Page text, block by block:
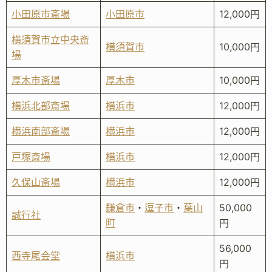
小田原市斎場 小田原市 12,000円
横須賀市立中央斎
場
横須賀市 10,000円
厚木市斎場 厚木市 10,000円
横浜北部斎場 横浜市 12,000円
横浜南部斎場 横浜市 12,000円
戸塚斎場 横浜市 12,000円
久保山斎場 横浜市 12,000円
誠行社
鎌倉市 ・ 逗子市 ・ 葉山
町
50,000
円
西寺尾会堂 横浜市
56,000
円